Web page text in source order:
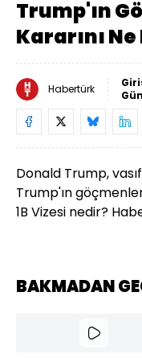
Trump'ın
Kararını
Habertürk
Donald Trump,
Trump'ın
1B Vizesi nedir?
BAKMADAN